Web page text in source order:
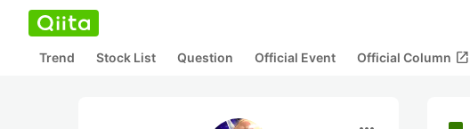
Trend Stock List Question Official Event Official Column open_in_new